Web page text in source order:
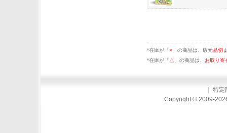
*在庫が「× 」の商品は、版元品切
*在庫が「△ 」の商品は、 お取り寄
特定
Copyright © 2009-